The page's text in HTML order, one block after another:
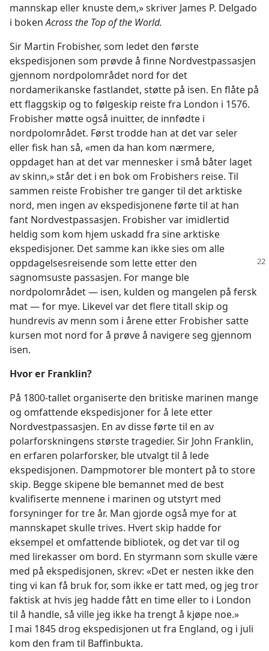
mannskap eller knuste dem,» skriver James P. Delgado
i bokenAcross the Top of the World.
Sir Martin Frobisher, som ledet den første
ekspedisjonen som prøvde å finne Nordvestpassasjen
gjennom nordpolområdet nord for det
nordamerikanske fastlandet, støtte på isen. En flåte på
ett flaggskip og to følgeskip reiste fra London i 1576.
Frobisher møtte også inuitter, de innfødte i
nordpolområdet. Først trodde han at det var seler
eller fisk han så, «men da han kom nærmere,
oppdaget han at det var mennesker i små båter laget
av skinn,» står det i en bok om Frobishers reise. Til
sammen reiste Frobisher tre ganger til det arktiske
nord, men ingen av ekspedisjonene førte til at han
fant Nordvestpassasjen. Frobisher var imidlertid
heldig som kom hjem uskadd fra sine arktiske
ekspedisjoner. Det samme kan ikke sies om alle
oppdagelsesreisende som lette etter den
sagnomsuste passasjen. For mange ble
nordpolområdet — isen, kulden og mangelen på fersk
mat — for mye. Likevel var det flere titall skip og
hundrevis av menn som i årene etter Frobisher satte
kursen mot nord for å prøve å navigere seg gjennom
isen.
Hvor er Franklin?
På 1800-tallet organiserte den britiske marinen mange
og omfattende ekspedisjoner for å lete etter
Nordvestpassasjen. En av disse førte til en av
polarforskningens største tragedier. Sir John Franklin,
en erfaren polarforsker, ble utvalgt til å lede
ekspedisjonen. Dampmotorer ble montert på to store
skip. Begge skipene ble bemannet med de best
kvalifiserte mennene i marinen og utstyrt med
forsyninger for tre år. Man gjorde også mye for at
mannskapet skulle trives. Hvert skip hadde for
eksempel et omfattende bibliotek, og det var til og
med lirekasser om bord. En styrmann som skulle være
med på ekspedisjonen, skrev: «Det er nesten ikke den
ting vi kan få bruk for, som ikke er tatt med, og jeg tror
faktisk at hvis jeg hadde fått en time eller to i London
til å handle, så ville jeg ikke ha trengt å kjøpe noe.»
I mai 1845 drog ekspedisjonen ut fra England, og i juli
kom den fram til Baffinbukta.